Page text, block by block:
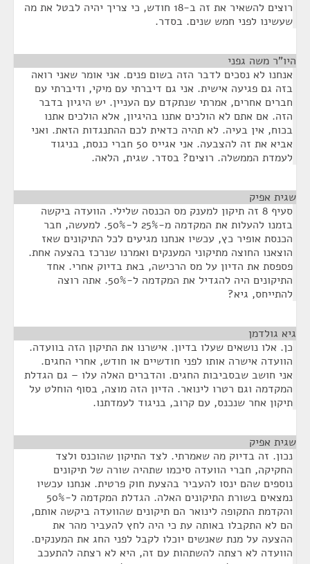
רוצים להשאיר את זה ב-18 חודש, כי צריך יהיה לבטל את מה
שעשינו לפני חמש שנים. בסדר.
היו"ר משה גפני
אנחנו לא נסכים לדבר הזה בשום פנים. אני אומר שאני רואה
בזה גם פגיעה אישית. אני גם דיברתי עם מיקי, ודיברתי עם
חברים אחרים, אמרתי שנתקדם עם העניין. יש היגיון בדבר
הזה. אם אתם לא הולכים אתנו בהיגיון, אלא הולכים אתנו
בכוח, אין בעיה. לא תהיה כדאית לכם ההתנגדות הזאת. ואני
אביא את זה להצבעה. אני אגייס 50 חברי כנסת, בניגוד
לעמדת הממשלה. רוצים? בסדר. שגית, הלאה.
שגית אפיק
סעיף 8 זה תיקון למענק מס הכנסה שלילי. הוועדה ביקשה
בזמנו להעלות את המקדמה מ-25% ל-50%. למעשה, חבר
הכנסת אופיר כץ, עכשיו אנחנו מגיעים לכל התיקונים שאז
הוצאנו החוצה מתיקוני המענקים ואמרנו שנרכז בהצעה אחת.
פספסת את הדיון על מס הרכישה, באת בדיוק אחרי. אחד
התיקונים היה להגדיל את המקדמה ל-50%. אתה רוצה
להתייחס, גיא?
גיא גולדמן
כן. אלו נושאים שעלו בדיון. אישרנו את התיקון הזה בוועדה.
הוועדה אישרה אותו לפני חודשיים או חודש, אחרי החגים.
אני חושב שבסביבות החגים. והדברים האלה עלו – גם הגדלת
המקדמה וגם רטרו לינואר. הדיון הזה מוצה, בסוף הוחלט על
תיקון אחר שנכנס, עם קרוב, בניגוד לעמדתנו.
שגית אפיק
נכון. זה בדיוק מה שאמרתי. לצד התיקון שהוכנס ולצד
החקיקה, חברי הוועדה סיכמו שתהיה שורה של תיקונים
נוספים שהם ינסו להעביר בהצעת חוק פרטית. אנחנו עכשיו
נמצאים בשורת התיקונים האלה. הגדלת המקדמה ל-50%
והקדמת התקופה לינואר הם תיקונים שהוועדה ביקשה אותם,
הם לא התקבלו באותה עת כי היה לחץ להעביר מהר את
ההצעה על מנת שאנשים יוכלו לקבל לפני החג את המענקים.
הוועדה לא רצתה להשתהות עם זה, היא לא רצתה להתעכב